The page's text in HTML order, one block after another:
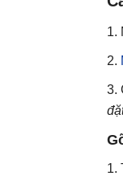
1.
2.
3.
1.